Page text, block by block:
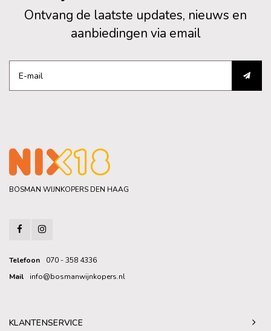
Ontvang de laatste updates, nieuws en
aanbiedingen via email
BOSMAN WIJNKOPERS DEN HAAG
Telefoon
070 - 358 4336
Mail
info@bosmanwijnkopers.nl
KLANTENSERVICE